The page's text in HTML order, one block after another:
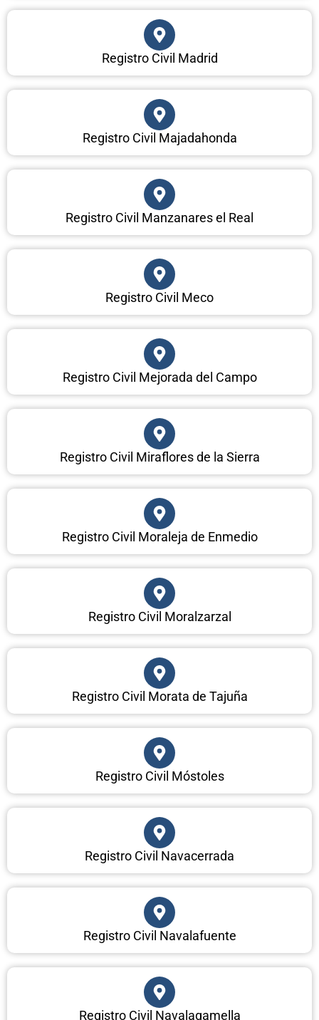
Registro Civil Madrid
Registro Civil Majadahonda
Registro Civil Manzanares el Real
Registro Civil Meco
Registro Civil Mejorada del Campo
Registro Civil Miraflores de la Sierra
Registro Civil Moraleja de Enmedio
Registro Civil Moralzarzal
Registro Civil Morata de Tajuña
Registro Civil Móstoles
Registro Civil Navacerrada
Registro Civil Navalafuente
Registro Civil Navalagamella